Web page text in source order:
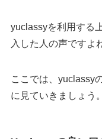
yuclassyを利用する
入した人の声ですよ
ここでは、yuclassy
に見ていきましょう。